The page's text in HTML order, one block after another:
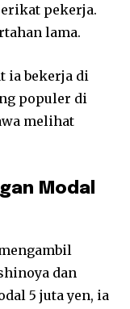
pekerja.
lama.
ia bekerja di
populer di
melihat
Modal
dan
5 juta yen, ia